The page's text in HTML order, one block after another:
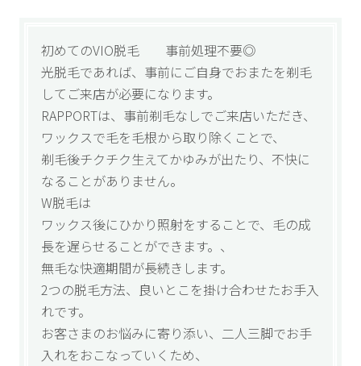
初めてのVIO脱毛 事前処理不要◎
光脱毛であれば、事前にご自身でおまたを剃毛
してご来店が必要になります。
RAPPORTは、事前剃毛なしでご来店いただき、
ワックスで毛を毛根から取り除くことで、
剃毛後チクチク生えてかゆみが出たり、不快に
なることがありません。
W脱毛は
ワックス後にひかり照射をすることで、毛の成
長を遅らせることができます。、
無毛な快適期間が長続きします。
2つの脱毛方法、良いとこを掛け合わせたお手入
れです。
お客さまのお悩みに寄り添い、二人三脚でお手
入れをおこなっていくため、